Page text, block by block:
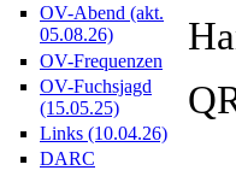
OV-Abend (akt.
05.08.26)
OV-Frequenzen
OV-Fuchsjagd
(15.05.25)
Links (10.04.26)
DARC